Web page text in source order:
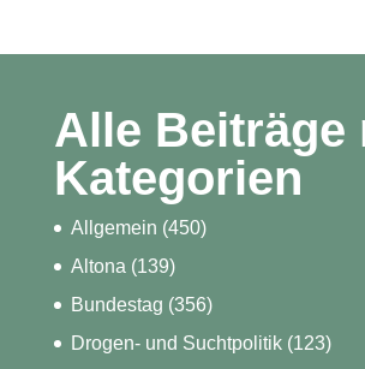
Alle Beiträge
Kategorien
Allgemein (450)
Altona (139)
Bundestag (356)
Drogen- und Suchtpolitik(123)